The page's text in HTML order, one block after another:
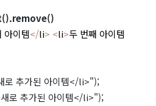
아이템</li> <li>두 번째 아이템
추가된 아이템</li>");
추가된 아이템</li>");